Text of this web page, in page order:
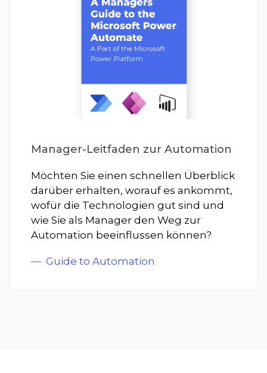
Manager-Leitfaden zur Automation
Möchten Sie einen schnellen Überblick
darüber erhalten, worauf es ankommt,
wofür die Technologien gut sind und
wie Sie als Manager den Weg zur
Automation beeinflussen können?
Guide to Automation